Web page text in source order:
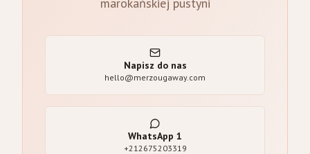
Napisz do nas
hello@merzougaway.com
WhatsApp 1
+212675203319